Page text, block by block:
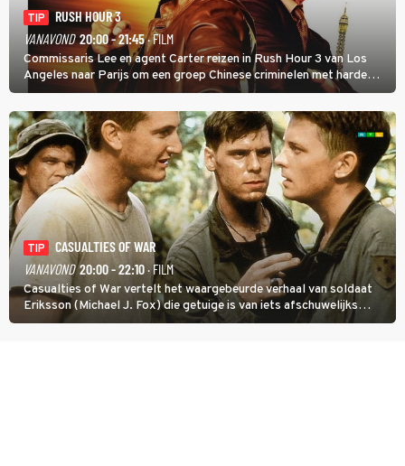
TIP
RUSH HOUR 3
VANAVOND 20:00 - 21:45· FILM
Commissaris Lee en agent Carter reizen in Rush Hour 3 van Los
Angeles naar Parijs om een groep Chinese criminelen met harde
hand aan te pakken.
TIP
CASUALTIES OF WAR
VANAVOND 20:00 - 22:10· FILM
Casualties of War vertelt het waargebeurde verhaal van soldaat
Eriksson (Michael J. Fox) die getuige is van iets afschuwelijks
tijdens de Vietnamoorlog. Hij besluit uit de school te klappen.